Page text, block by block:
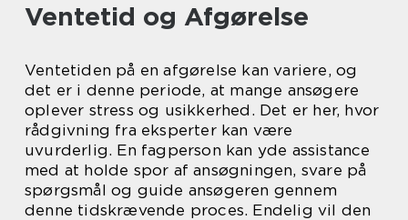
Ventetid og Afgørelse
Ventetiden på en afgørelse kan variere, og
det er i denne periode, at mange ansøgere
oplever stress og usikkerhed. Det er her, hvor
rådgivning fra eksperter kan være
uvurderlig. En fagperson kan yde assistance
med at holde spor af ansøgningen, svare på
spørgsmål og guide ansøgeren gennem
denne tidskrævende proces. Endelig vil den